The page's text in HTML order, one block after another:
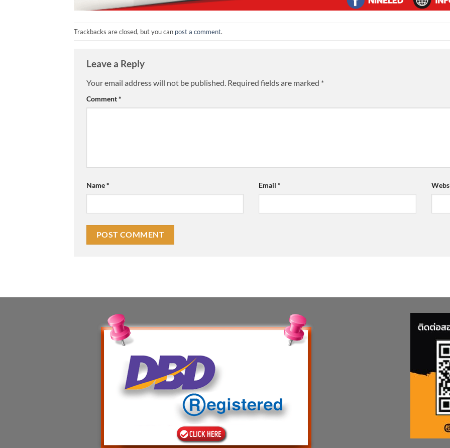
Trackbacks are closed, but you can post a comment.
Leave a Reply
Your email address will not be published. Required fields are marked *
Comment*
Name* Email*